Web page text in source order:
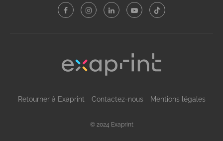
Retourner à Exaprint Contactez-nous Mentions légales
© 2024 Exaprint